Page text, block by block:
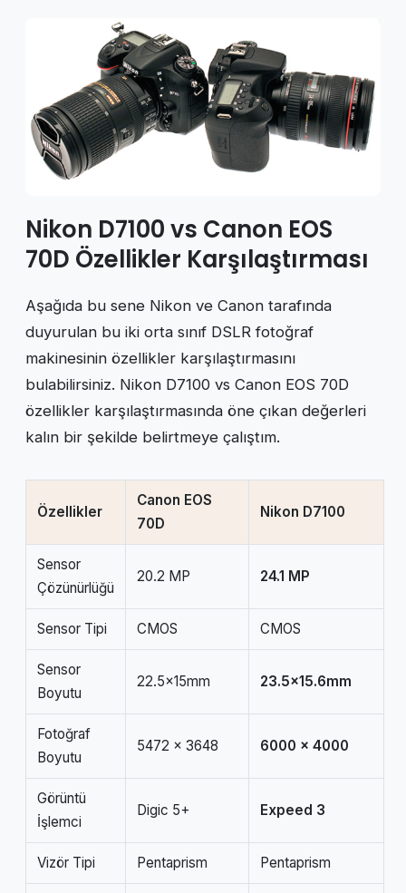
Nikon D7100 vs Canon EOS
70D Özellikler Karşılaştırması
Aşağıda bu sene Nikon ve Canon tarafında
duyurulan bu iki orta sınıf DSLR fotoğraf
makinesinin özellikler karşılaştırmasını
bulabilirsiniz. Nikon D7100 vs Canon EOS 70D
özellikler karşılaştırmasında öne çıkan değerleri
kalın bir şekilde belirtmeye çalıştım.
Özellikler
Canon EOS
70D
Nikon D7100
Sensor
Çözünürlüğü
20.2 MP 24.1 MP
Sensor Tipi CMOS CMOS
Sensor
Boyutu
22.5x15mm 23.5×15.6mm
Fotoğraf
Boyutu
5472 x 3648 6000 x 4000
Görüntü
İşlemci
Digic 5+ Expeed 3
Vizör Tipi Pentaprism Pentaprism